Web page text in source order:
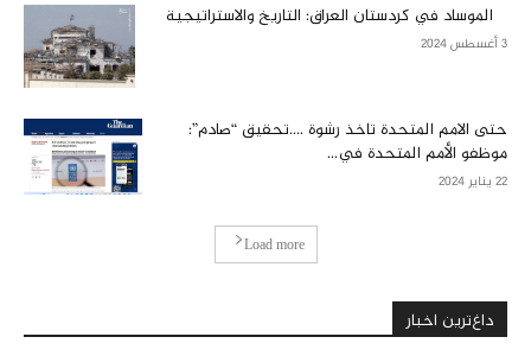
الموساد في كردستان العراق: التاريخ والاستراتيجية
3 أغسطس 2024
حتى الامم المتحدة تاخذ رشوة ….تحقيق “صادم”:
موظفو الأمم المتحدة في...
22 يناير 2024
Load more
داغ‌ترین اخبار